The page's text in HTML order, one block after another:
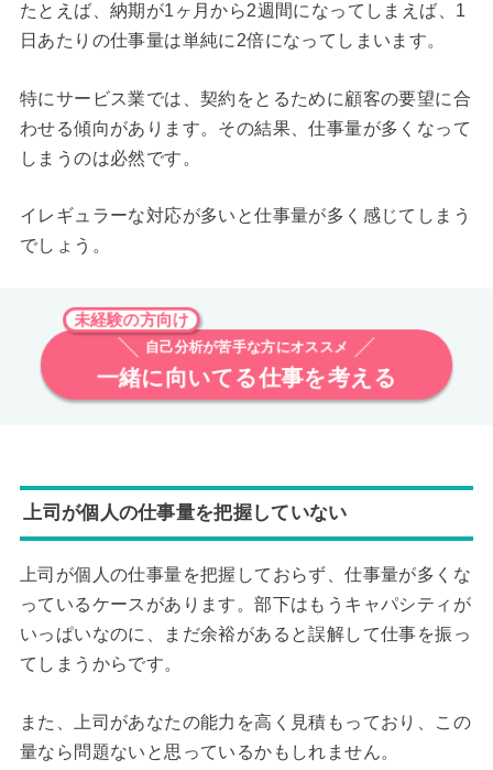
たとえば、納期が1ヶ月から2週間になってしまえば、1
日あたりの仕事量は単純に2倍になってしまいます。
特にサービス業では、契約をとるために顧客の要望に合
わせる傾向があります。その結果、仕事量が多くなって
しまうのは必然です。
イレギュラーな対応が多いと仕事量が多く感じてしまう
でしょう。
未経験の方向け
自己分析が苦手な方にオススメ
一緒に向いてる仕事を考える
上司が個人の仕事量を把握していない
上司が個人の仕事量を把握しておらず、仕事量が多くな
っているケースがあります。部下はもうキャパシティが
いっぱいなのに、まだ余裕があると誤解して仕事を振っ
てしまうからです。
また、上司があなたの能力を高く見積もっており、この
量なら問題ないと思っているかもしれません。